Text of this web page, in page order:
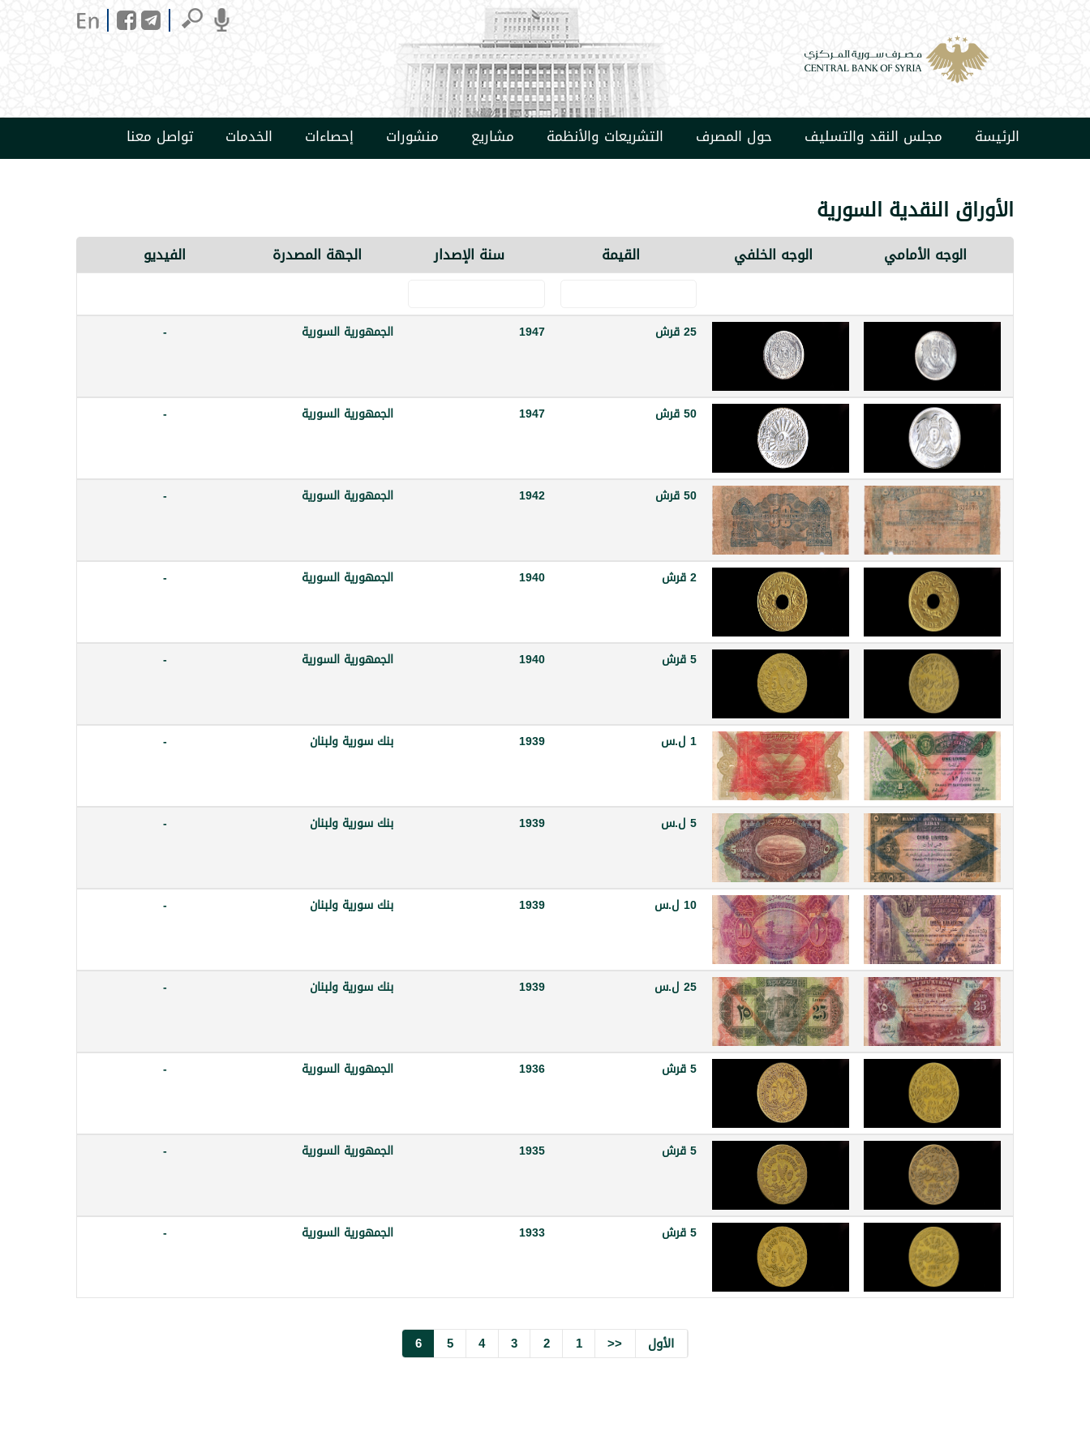
الرئيسة مجلس النقد والتسليف حول المصرف التشريعات والأنظمة مشاريع منشورات إحصاءات الخدمات تواصل معنا
الأوراق النقدية السورية
الوجه الأمامي الوجه الخلفي القيمة سنة الإصدار الجهة المصدرة الفيديو
25 قرش 1947 الجمهورية السورية -
50 قرش 1947 الجمهورية السورية -
50 قرش 1942 الجمهورية السورية -
2 قرش 1940 الجمهورية السورية -
5 قرش 1940 الجمهورية السورية -
1 ل.س 1939 بنك سورية ولبنان -
5 ل.س 1939 بنك سورية ولبنان -
10 ل.س 1939 بنك سورية ولبنان -
25 ل.س 1939 بنك سورية ولبنان -
5 قرش 1936 الجمهورية السورية -
5 قرش 1935 الجمهورية السورية -
5 قرش 1933 الجمهورية السورية -
الأول <<
1
2
3
4
5
6